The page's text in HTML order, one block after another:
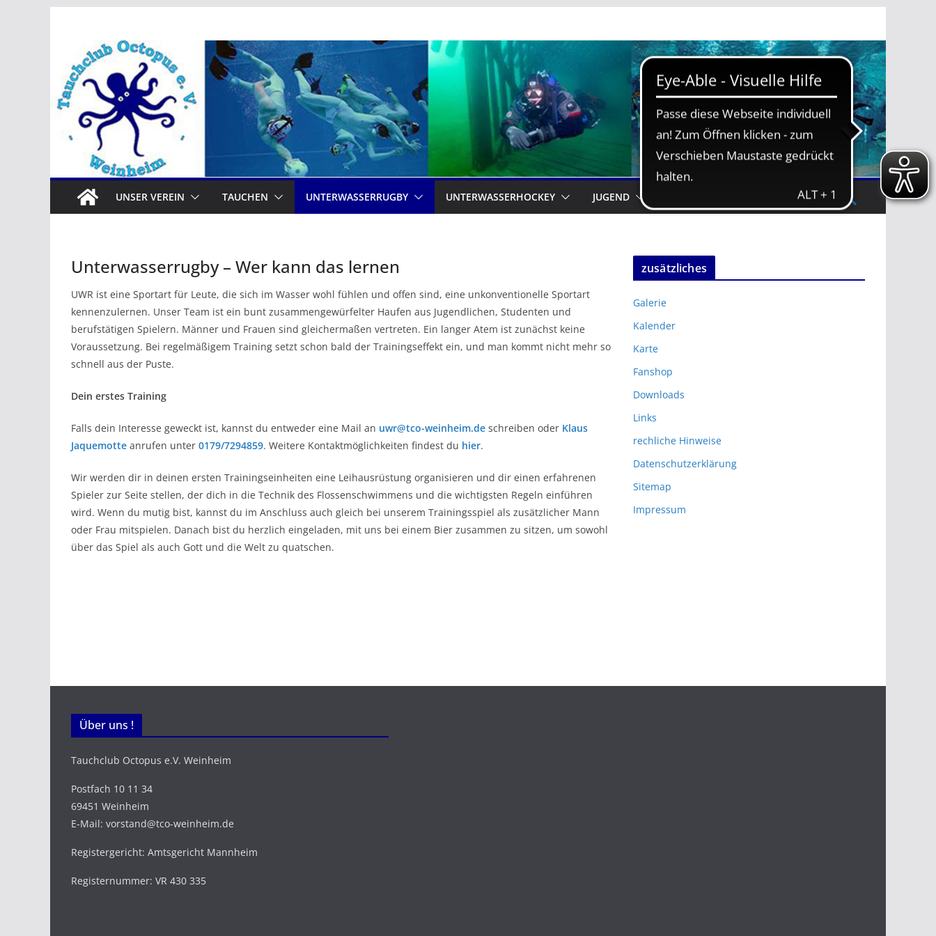
springen
UNSER VEREIN TAUCHEN UNTERWASSERRUGBY UNTERWASSERHOCKEY JUGEND
Unterwasserrugby – Wer kann das lernen
UWR ist eine Sportart für Leute, die sich im Wasser wohl fühlen und offen sind, eine unkonventionelle Sportart
kennenzulernen. Unser Team ist ein bunt zusammengewürfelter Haufen aus Jugendlichen, Studenten und
berufstätigen Spielern. Männer und Frauen sind gleichermaßen vertreten. Ein langer Atem ist zunächst keine
Voraussetzung. Bei regelmäßigem Training setzt schon bald der Trainingseffekt ein, und man kommt nicht mehr so
schnell aus der Puste.
Dein erstes Training
Falls dein Interesse geweckt ist, kannst du entweder eine Mail an uwr@tco-weinheim.de schreiben oder Klaus
Jaquemotte anrufen unter 0179/7294859. Weitere Kontaktmöglichkeiten findest du hier.
Wir werden dir in deinen ersten Trainingseinheiten eine Leihausrüstung organisieren und dir einen erfahrenen
Spieler zur Seite stellen, der dich in die Technik des Flossenschwimmens und die wichtigsten Regeln einführen
wird. Wenn du mutig bist, kannst du im Anschluss auch gleich bei unserem Trainingsspiel als zusätzlicher Mann
oder Frau mitspielen. Danach bist du herzlich eingeladen, mit uns bei einem Bier zusammen zu sitzen, um sowohl
über das Spiel als auch Gott und die Welt zu quatschen.
zusätzliches
Galerie
Kalender
Karte
Fanshop
Downloads
Links
rechliche Hinweise
Datenschutzerklärung
Sitemap
Impressum
Über uns !
Tauchclub Octopus e.V. Weinheim
Postfach 10 11 34
69451 Weinheim
E-Mail: vorstand@tco-weinheim.de
Registergericht: Amtsgericht Mannheim
Registernummer: VR 430 335